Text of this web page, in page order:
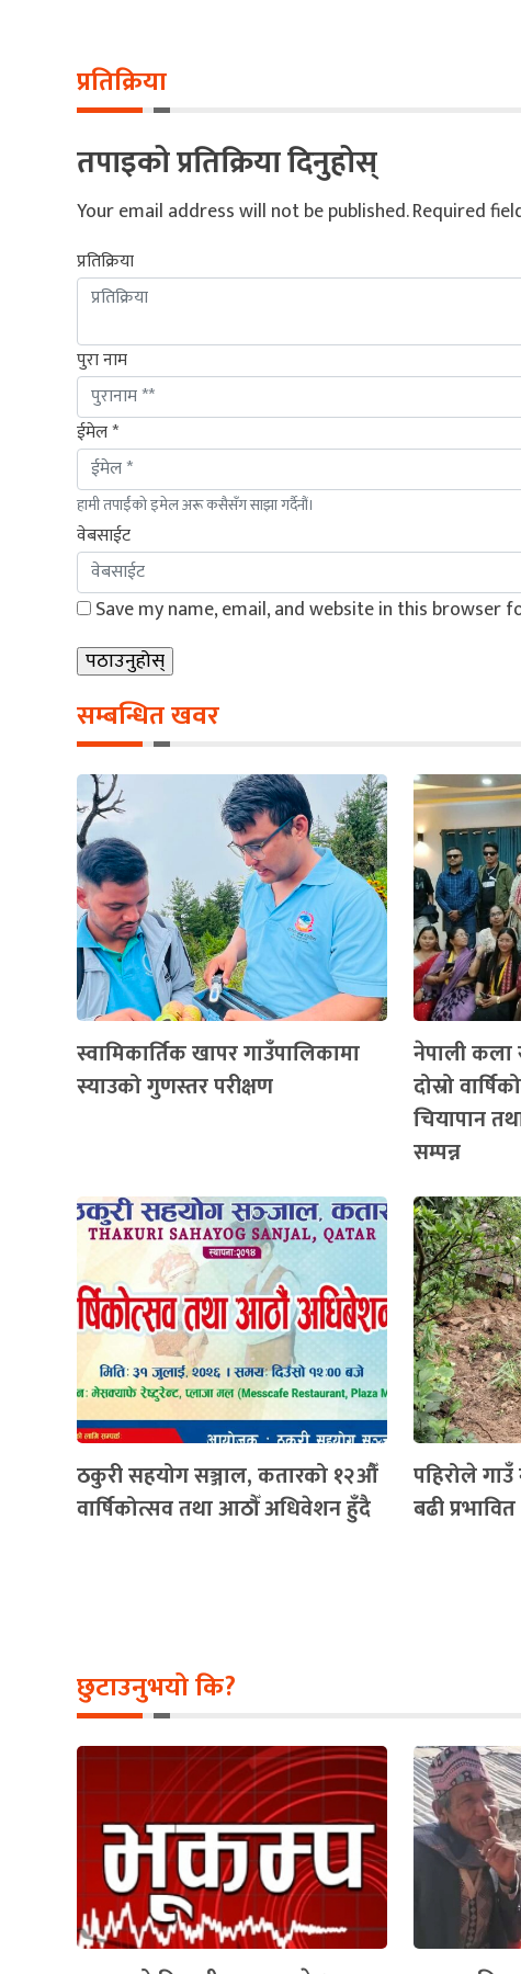
प्रतिक्रिया
तपाइको प्रतिक्रिया दिनुहोस्
Your email address will not be published.Required
प्रतिक्रिया
पुरा नाम
ईमेल *
हामी तपाईंको इमेल अरू कसैसँग साझा गर्दैनौं।
वेबसाईट
Save my name, email, and website in this browser
सम्बन्धित खवर
स्वामिकार्तिक खापर गाउँपालिकामा
स्याउको गुणस्तर परीक्षण
नेपाली कला
दोस्रो
चियापान
सम्पन्न
ठकुरी सहयोग सञ्जाल, कतारको १२औँ
वार्षिकोत्सव तथा आठौँ अधिवेशन हुँदै
पहिरोले गाउँ
बढी प्रभावित
छुटाउनुभयो कि?